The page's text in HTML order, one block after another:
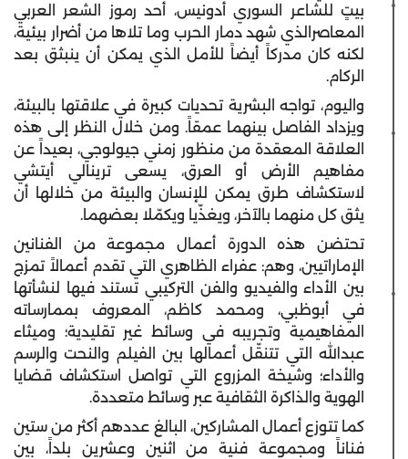
بيتٍ للشاعر السوري أدونيس، أحد رموز الشعر العربي
المعاصرالذي شهد دمار الحرب وما تلاها من أضرار بيئية،
لكنه كان مدركاً أيضاً للأمل الذي يمكن أن ينبثق بعد
الركام.
واليوم، تواجه البشرية تحديات كبيرة في علاقتها بالبيئة،
ويزداد الفاصل بينهما عمقاً. ومن خلال النظر إلى هذه
العلاقة المعقدة من منظور زمني جيولوجي، بعيداً عن
مفاهيم الأرض أو العرق، يسعى ترينالي أيتشي
لاستكشاف طرق يمكن للإنسان والبيئة من خلالها أن
يثق كل منهما بالآخر، ويغذّيا ويكمّلا بعضهما.
تحتضن هذه الدورة أعمال مجموعة من الفنانين
الإماراتيين، وهم: عفراء الظاهري التي تقدم أعمالاً تمزج
بين الأداء والفيديو والفن التركيبي تستند فيها لنشأتها
في أبوظبي، ومحمد كاظم، المعروف بممارساته
المفاهيمية وتجريبه في وسائط غير تقليدية؛ وميثاء
عبدالله التي تتنقّل أعمالها بين الفيلم والنحت والرسم
والأداء؛ وشيخة المزروع التي تواصل استكشاف قضايا
الهوية والذاكرة الثقافية عبر وسائط متعددة.
كما تتوزع أعمال المشاركين، البالغ عددهم أكثر من ستين
فناناً ومجموعة فنية من اثنين وعشرين بلداً، بين